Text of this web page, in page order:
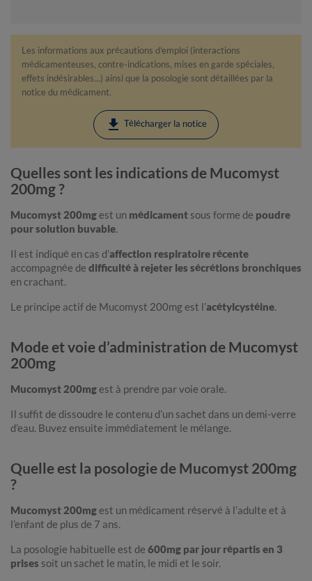
Les informations aux précautions d'emploi (interactions
médicamenteuses, contre-indications, mises en garde spéciales,
effets indésirables...) ainsi que la posologie sont détaillées par la
notice du médicament.
download Télécharger la notice
Quelles sont les indications de Mucomyst
200mg ?
Mucomyst 200mgest un médicament sous forme de poudre
pour solution buvable.
Il est indiqué en cas d’affection respiratoire récente
accompagnée de difficulté à rejeter les sécrétions bronchiques
en crachant.
Le principe actif de Mucomyst 200mg est l’acétylcystéine.
Mode et voie d’administration de Mucomyst
200mg
Mucomyst 200mgest à prendre par voie orale.
Il suffit de dissoudre le contenu d’un sachet dans un demi-verre
d’eau. Buvez ensuite immédiatement le mélange.
Quelle est la posologie de Mucomyst 200mg
?
Mucomyst 200mgest un médicament réservé à l’adulte et à
l’enfant de plus de 7 ans.
La posologie habituelle est de 600mg par jour répartis en 3
prises soit un sachet le matin, le midi et le soir.